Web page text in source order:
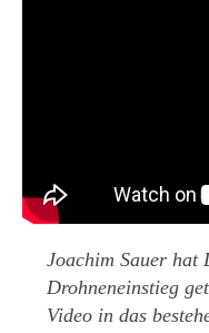
Joachim Sauer hat
Drohneneinstieg
Video in das